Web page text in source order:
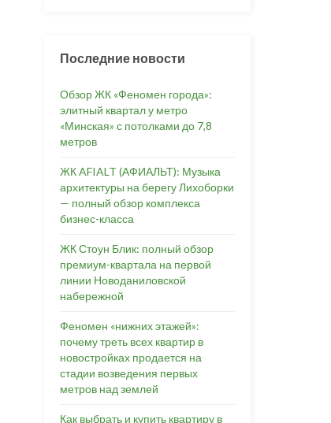
Последние новости
Обзор ЖК «Феномен города»:
элитный квартал у метро
«Минская» с потолками до 7,8
метров
ЖК AFIALT (АФИАЛЬТ): Музыка
архитектуры на берегу Лихоборки
— полный обзор комплекса
бизнес-класса
ЖК Стоун Блик: полный обзор
премиум-квартала на первой
линии Новоданиловской
набережной
Феномен «нижних этажей»:
почему треть всех квартир в
новостройках продается на
стадии возведения первых
метров над землей
Как выбрать и купить квартиру в